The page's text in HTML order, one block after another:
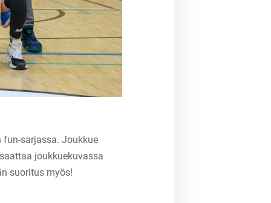
fun-sarjassa. Joukkue
joukkuekuvassa
suoritus myös!